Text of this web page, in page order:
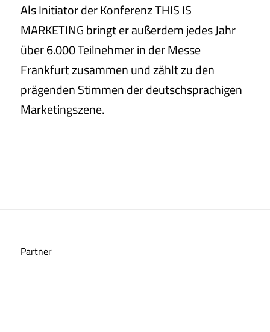
Als Initiator der Konferenz THIS IS
MARKETING bringt er außerdem jedes Jahr
über 6.000 Teilnehmer in der Messe
Frankfurt zusammen und zählt zu den
prägenden Stimmen der deutschsprachigen
Marketingszene.
Partner